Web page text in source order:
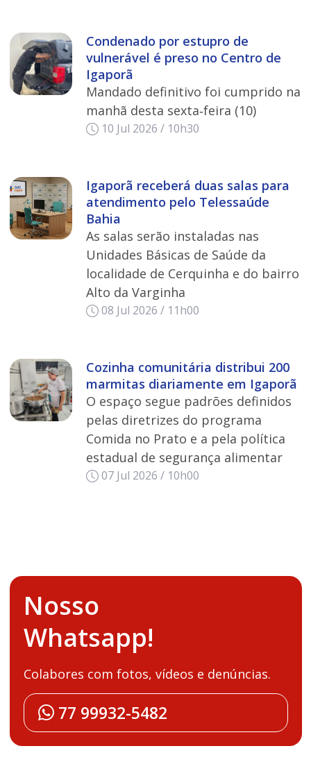
Condenado por estupro de
vulnerável é preso no Centro de
Igaporã
Mandado definitivo foi cumprido na
manhã desta sexta‑feira (10)
10 Jul 2026 / 10h30
Igaporã receberá duas salas para
atendimento pelo Telessaúde
Bahia
As salas serão instaladas nas
Unidades Básicas de Saúde da
localidade de Cerquinha e do bairro
Alto da Varginha
08 Jul 2026 / 11h00
Cozinha comunitária distribui 200
marmitas diariamente em Igaporã
O espaço segue padrões definidos
pelas diretrizes do programa
Comida no Prato e a pela política
estadual de segurança alimentar
07 Jul 2026 / 10h00
Nosso
Whatsapp!
Colabores com fotos, vídeos e denúncias.
77 99932-5482